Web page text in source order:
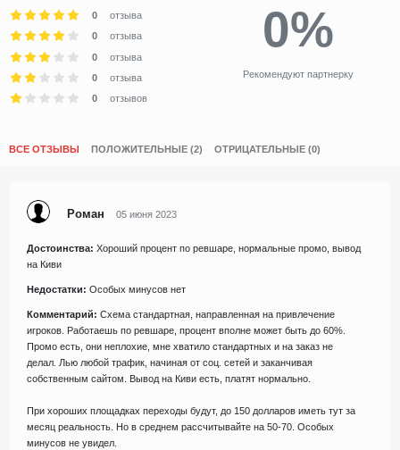
0
отзыва
0
отзыва
0
отзыва
0
отзыва
0
отзывов
0%
Рекомендуют партнерку
ВСЕ ОТЗЫВЫ ПОЛОЖИТЕЛЬНЫЕ (2) ОТРИЦАТЕЛЬНЫЕ (0)
Роман 05 июня 2023
Достоинства: Хороший процент по ревшаре, нормальные промо, вывод
на Киви
Недостатки: Особых минусов нет
Комментарий: Схема стандартная, направленная на привлечение
игроков. Работаешь по ревшаре, процент вполне может быть до 60%.
Промо есть, они неплохие, мне хватило стандартных и на заказ не
делал. Лью любой трафик, начиная от соц. сетей и заканчивая
собственным сайтом. Вывод на Киви есть, платят нормально.
При хороших площадках переходы будут, до 150 долларов иметь тут за
месяц реальность. Но в среднем рассчитывайте на 50-70. Особых
минусов не увидел.